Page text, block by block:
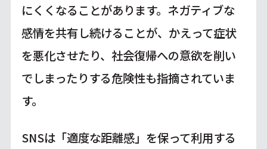
にくくなることがあります。ネガティブな
感情を共有し続けることが、かえって症状
を悪化させたり、社会復帰への意欲を削い
でしまったりする危険性も指摘されていま
す。
SNSは「適度な距離感」を保って利用する